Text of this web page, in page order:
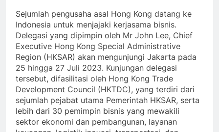
Sejumlah pengusaha asal Hong Kong datang ke
Indonesia untuk menjajaki kerjasama bisnis.
Delegasi yang dipimpin oleh Mr John Lee, Chief
Executive Hong Kong Special Administrative
Region (HKSAR) akan mengunjungi Jakarta pada
25 hingga 27 Juli 2023. Kunjungan delegasi
tersebut, difasilitasi oleh Hong Kong Trade
Development Council (HKTDC), yang terdiri dari
sejumlah pejabat utama Pemerintah HKSAR, serta
lebih dari 30 pemimpin bisnis yang mewakili
sektor ekonomi dan pembangunan, layanan